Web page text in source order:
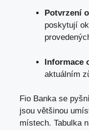
Potvrzení
poskytují
Informace
aktuálním
Fio ⁤Banka se
⁤jsou většinou⁣
⁣místech. Tabulka